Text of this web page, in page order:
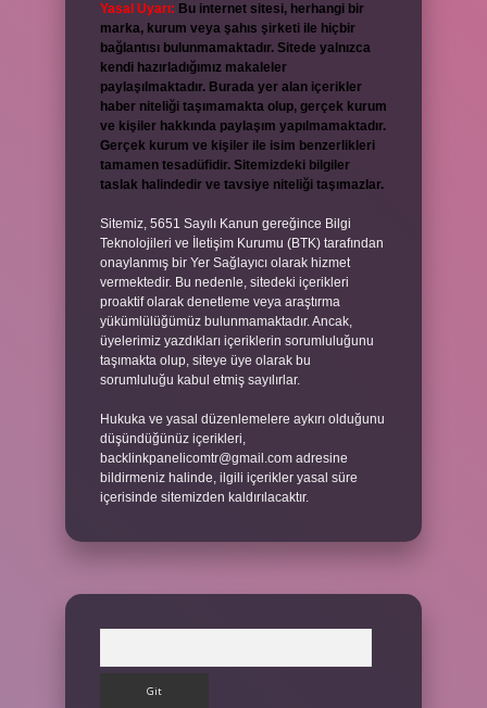
Yasal Uyarı: Bu internet sitesi, herhangi bir
marka, kurum veya şahıs şirketi ile hiçbir
bağlantısı bulunmamaktadır. Sitede yalnızca
kendi hazırladığımız makaleler
paylaşılmaktadır. Burada yer alan içerikler
haber niteliği taşımamakta olup, gerçek kurum
ve kişiler hakkında paylaşım yapılmamaktadır.
Gerçek kurum ve kişiler ile isim benzerlikleri
tamamen tesadüfidir. Sitemizdeki bilgiler
taslak halindedir ve tavsiye niteliği taşımazlar.
Sitemiz, 5651 Sayılı Kanun gereğince Bilgi
Teknolojileri ve İletişim Kurumu (BTK) tarafından
onaylanmış bir Yer Sağlayıcı olarak hizmet
vermektedir. Bu nedenle, sitedeki içerikleri
proaktif olarak denetleme veya araştırma
yükümlülüğümüz bulunmamaktadır. Ancak,
üyelerimiz yazdıkları içeriklerin sorumluluğunu
taşımakta olup, siteye üye olarak bu
sorumluluğu kabul etmiş sayılırlar.
Hukuka ve yasal düzenlemelere aykırı olduğunu
düşündüğünüz içerikleri,
backlinkpanelicomtr@gmail.com adresine
bildirmeniz halinde, ilgili içerikler yasal süre
içerisinde sitemizden kaldırılacaktır.